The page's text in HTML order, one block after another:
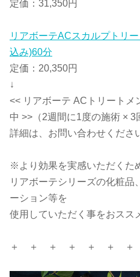
定価：31,350円
リアボーテACスカルプトリ
込み)60分
定価：20,350円
↓
<< リアボーテ ACトリートメ
中 >>（2週間に1度の施術 × 3
詳細は、お問い合わせくださ
※より効果を実感いただくた
リアボーテシリーズの化粧品
ーション等を
使用していただく事をおスス
＋ ＋ ＋ ＋ ＋ ＋